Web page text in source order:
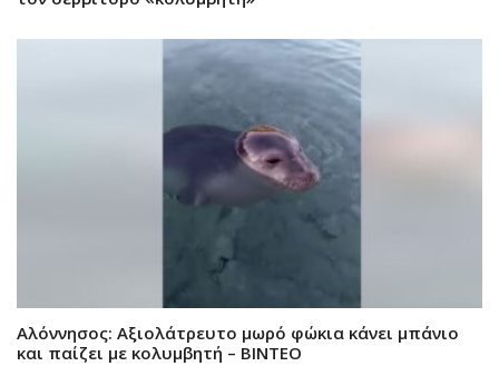
Αλόννησος: Αξιολάτρευτο μωρό φώκια κάνει μπάνιο
και παίζει με κολυμβητή – ΒΙΝΤΕΟ